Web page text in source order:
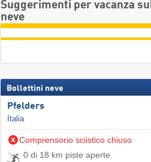
Suggerimenti per vacanza
neve
Bollettini neve
Pfelders
Italia
Comprensorio sciistico chiuso
0 di 18 km piste aperte